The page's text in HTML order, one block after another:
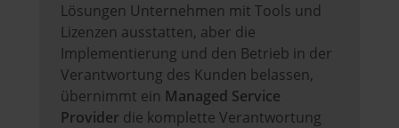
Lösungen Unternehmen mit Tools und
Lizenzen ausstatten, aber die
Implementierung und den Betrieb in der
Verantwortung des Kunden belassen,
übernimmt ein Managed Service
Provider die komplette Verantwortung